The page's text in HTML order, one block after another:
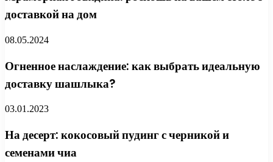
доставкой на дом
08.05.2024
Огненное наслаждение: как выбрать идеальную
доставку шашлыка?
03.01.2023
На десерт: кокосовый пудинг с черникой и
семенами чиа